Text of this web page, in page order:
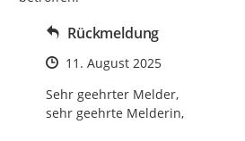
Rückmeldung
Zeitpunkt des Erstellens
11. August 2025
Sehr geehrter Melder,
sehr geehrte Melderin,